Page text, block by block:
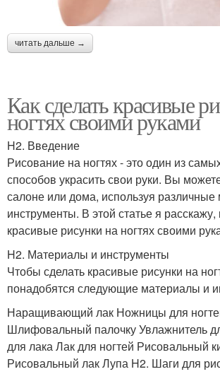
читать дальше →
Как сделать красивые
ногтях своими руками
H2. Введение
Рисование на ногтях - это один из
способов украсить свои руки. Вы
салоне или дома, используя
инструменты. В этой статье я расскажу,
красивые рисунки на ногтях своими
H2. Материалы и инструменты
Чтобы сделать красивые рисунки на
понадобятся следующие материалы и
Наращивающий лак Ножницы для
Шлифовальный палочку Увлажнитель
для лака Лак для ногтей Рисовальный
Рисовальный лак Лупа H2. Шаги для